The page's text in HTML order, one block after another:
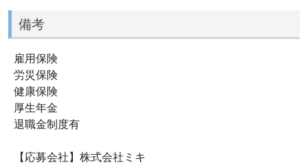
備考
雇用保険
労災保険
健康保険
厚生年金
退職金制度有
【応募会社】株式会社ミキ